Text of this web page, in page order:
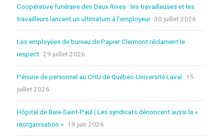
Coopérative funéraire des Deux Rives : les travailleuses et les
travailleurs lancent un ultimatum à l’employeur 30 juillet 2026
Les employées de bureau de Papier Clermont réclament le
respect 29 juillet 2026
Pénurie de personnel au CHU de Québec-Université Laval
15
juillet 2026
Hôpital de Baie-Saint-Paul | Les syndicats dénoncent aussi la «
réorganisation » 19 juin 2026